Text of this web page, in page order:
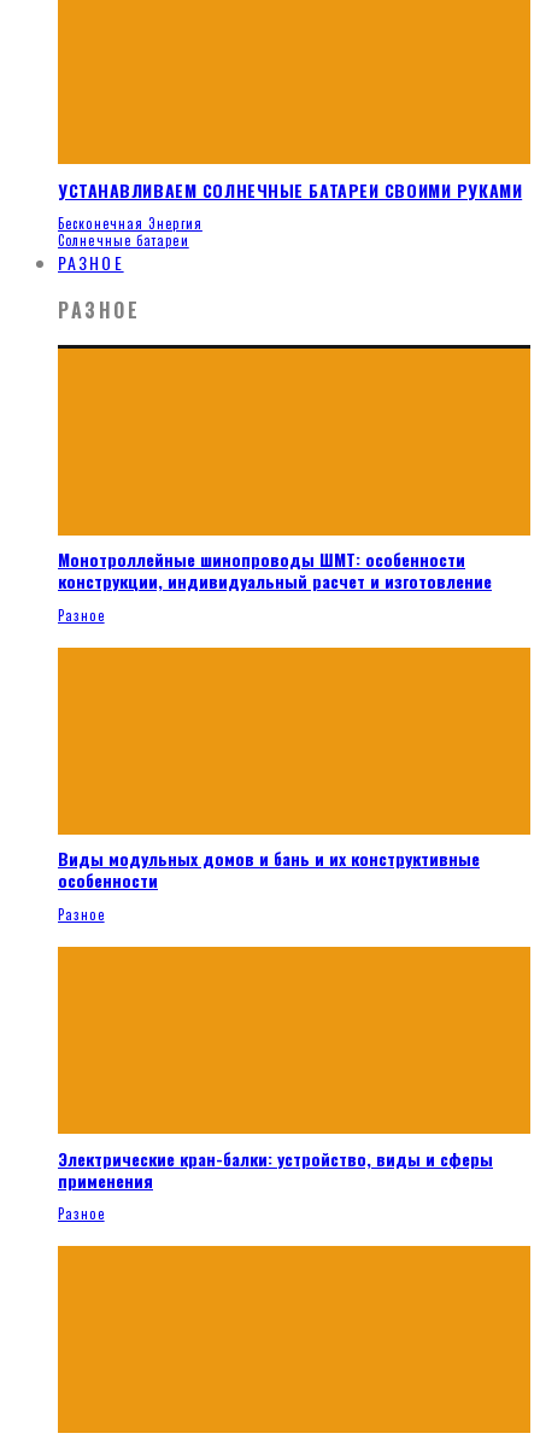
УСТАНАВЛИВАЕМ СОЛНЕЧНЫЕ БАТАРЕИ СВОИМИ РУКАМИ
Бесконечная Энергия
Солнечные батареи
РАЗНОЕ
РАЗНОЕ
Монотроллейные шинопроводы ШМТ: особенности
конструкции, индивидуальный расчет и изготовление
Разное
Виды модульных домов и бань и их конструктивные
особенности
Разное
Электрические кран-балки: устройство, виды и сферы
применения
Разное